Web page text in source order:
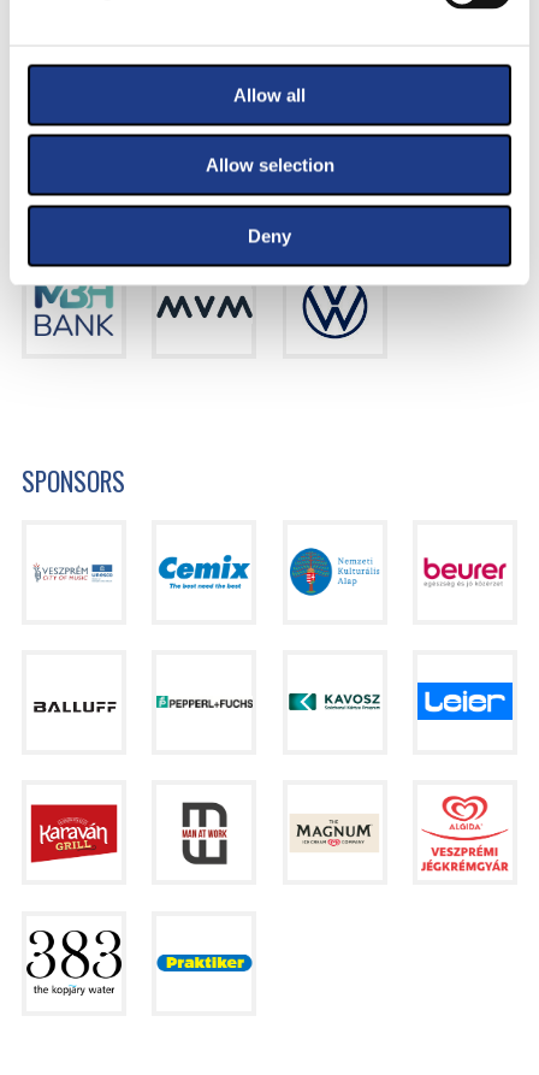
Allow all
Allow selection
Deny
PRIMARY SPONSORS
SPONSORS